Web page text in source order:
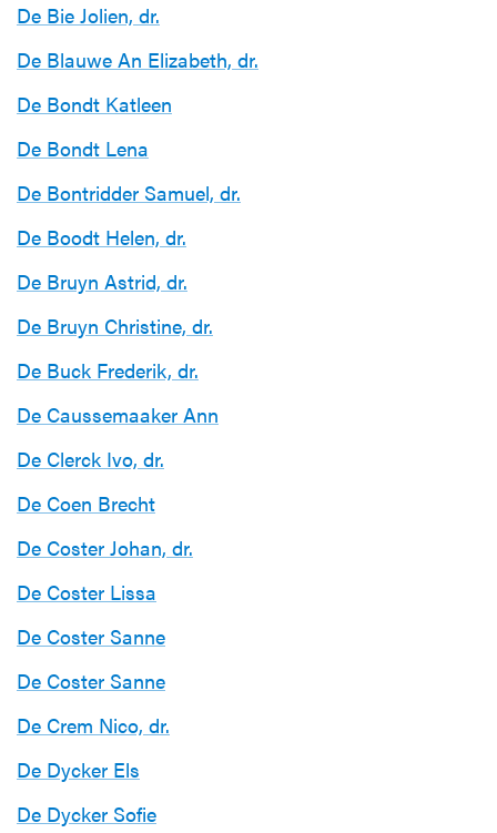
De Bie Jolien, dr.
De Blauwe An Elizabeth, dr.
De Bondt Katleen
De Bondt Lena
De Bontridder Samuel, dr.
De Boodt Helen, dr.
De Bruyn Astrid, dr.
De Bruyn Christine, dr.
De Buck Frederik, dr.
De Caussemaaker Ann
De Clerck Ivo, dr.
De Coen Brecht
De Coster Johan, dr.
De Coster Lissa
De Coster Sanne
De Coster Sanne
De Crem Nico, dr.
De Dycker Els
De Dycker Sofie